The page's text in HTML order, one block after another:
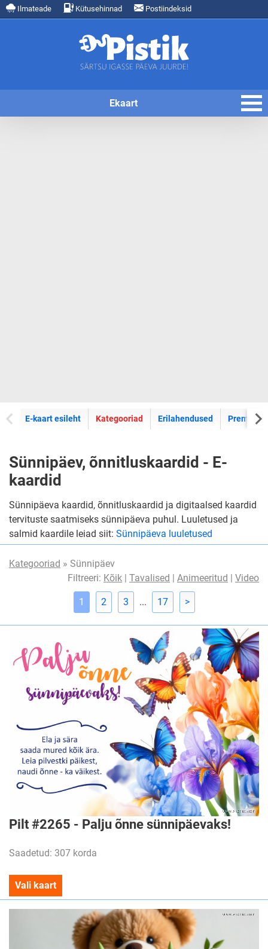
Ilmateade Kütusehinnad Postiindeksid
Ekaart
E-kaart esileht E-kaartide
Kategooriad Erilahendused Premium
Sünnipäev, õnnitluskaardid - E-
kaardid
Sünnipäeva kaardid, õnnitluskaardid ja digitaalsed kaardid
tervituste saatmiseks sünnipäeva puhul. Luuletused ja
salmid kaardile leiad siit: Sünnipäeva luuletused
Kategooriad » Sünnipäev
Filtreeri: Kõik | Tavalised | Animeeritud | Video
1 2 3 ... 17 >
Pilt #2265 - Palju õnne sünnipäevaks!
Saadetud: 307 korda
Vali kaart